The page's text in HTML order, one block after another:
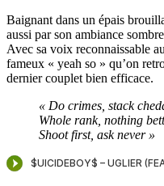
Baignant dans un épais
aussi par son ambiance
Avec sa voix reconnaissable
fameux « yeah so » qu’on
dernier couplet bien efficace.
« Do crimes, stack
Whole rank, nothing
Shoot first, ask never »